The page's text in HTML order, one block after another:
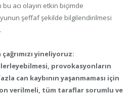
acı olayın etkin biçimde
şeffaf şekilde bilgilendirilmesi
yineliyoruz:
ilerleyebilmesi, provokasyonların
can kaybının yaşanmaması için
verilmeli, tüm taraflar sorumlu ve